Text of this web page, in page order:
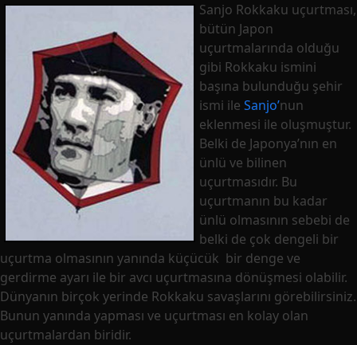
Sanjo Rokkaku uçurtması,
bütün Japon
uçurtmalarında olduğu
gibi Rokkaku ismini
başına bulunduğu şehir
ismi ile Sanjo’nun
eklenmesi ile oluşmuştur.
Belki de Japonya’nın en
ünlü ve bilinen
uçurtmasıdır. Bu
uçurtmanın bu kadar
ünlü olmasının sebebi de
belki de çok dengeli bir
uçurtma olmasının yanında küçücük bir denge ve
gerdirme ayarı ile bir avcı uçurtmasına dönüşmesi olabilir.
Dünyanın birçok yerinde Rokkaku savaşlarını görebilirsiniz.
Bunun yanında yapması ve uçurtması en kolay olan
uçurtmalardan biridir.